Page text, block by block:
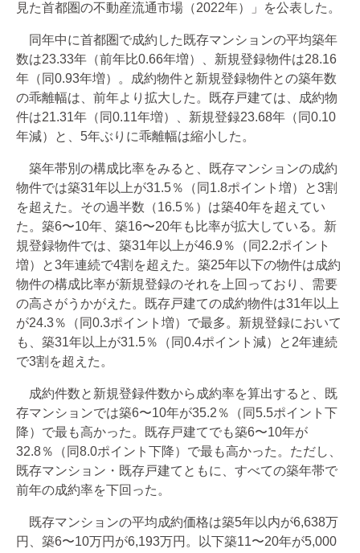
見た首都圏の不動産流通市場（2022年）」を公表した。
同年中に首都圏で成約した既存マンションの平均築年
数は23.33年（前年比0.66年増）、新規登録物件は28.16
年（同0.93年増）。成約物件と新規登録物件との築年数
の乖離幅は、前年より拡大した。既存戸建ては、成約物
件は21.31年（同0.11年増）、新規登録23.68年（同0.10
年減）と、5年ぶりに乖離幅は縮小した。
築年帯別の構成比率をみると、既存マンションの成約
物件では築31年以上が31.5％（同1.8ポイント増）と3割
を超えた。その過半数（16.5％）は築40年を超えてい
た。築6〜10年、築16〜20年も比率が拡大している。新
規登録物件では、築31年以上が46.9％（同2.2ポイント
増）と3年連続で4割を超えた。築25年以下の物件は成約
物件の構成比率が新規登録のそれを上回っており、需要
の高さがうかがえた。既存戸建ての成約物件は31年以上
が24.3％（同0.3ポイント増）で最多。新規登録において
も、築31年以上が31.5％（同0.4ポイント減）と2年連続
で3割を超えた。
成約件数と新規登録件数から成約率を算出すると、既
存マンションでは築6〜10年が35.2％（同5.5ポイント下
降）で最も高かった。既存戸建てでも築6〜10年が
32.8％（同8.0ポイント下降）で最も高かった。ただし、
既存マンション・既存戸建てともに、すべての築年帯で
前年の成約率を下回った。
既存マンションの平均成約価格は築5年以内が6,638万
円、築6〜10万円が6,193万円。以下築11〜20年が5,000